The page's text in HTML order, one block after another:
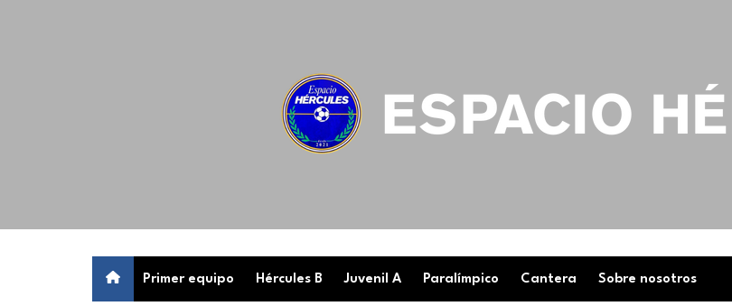
Primer equipo Hércules B Juvenil A Paralímpico Cantera Sobre nosotros